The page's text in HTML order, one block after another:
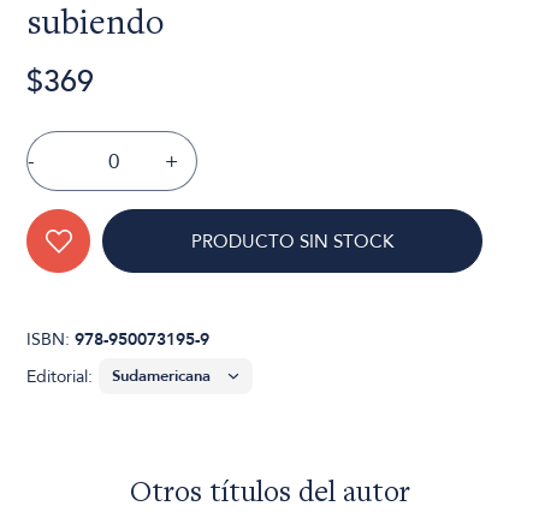
subiendo
$369
- +
PRODUCTO SIN STOCK
ISBN:978-950073195-9
Editorial:
Otros títulos del autor